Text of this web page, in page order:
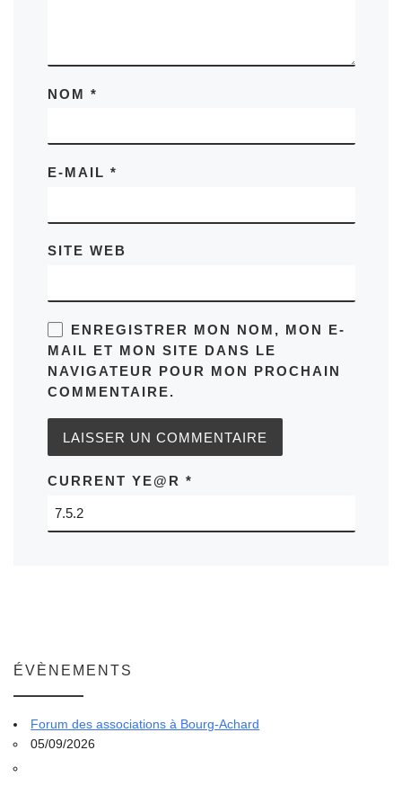
NOM *
E-MAIL *
SITE WEB
ENREGISTRER MON NOM, MON E-
MAIL ET MON SITE DANS LE
NAVIGATEUR POUR MON PROCHAIN
COMMENTAIRE.
CURRENT YE@R *
ÉVÈNEMENTS
Forum des associations à Bourg-Achard
05/09/2026